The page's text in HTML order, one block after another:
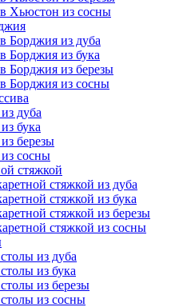
Хьюстон из сосны
Борджия из дуба
Борджия из бука
Борджия из березы
Борджия из сосны
дуба
бука
березы
сосны
стяжкой
стяжкой из дуба
стяжкой из бука
стяжкой из березы
стяжкой из сосны
из дуба
из бука
из березы
из сосны